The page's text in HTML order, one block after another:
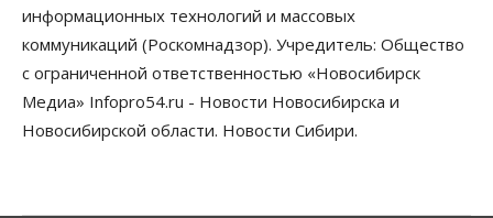
привлекать к разработке новых лекарств в
России
06 Августа 2026, 19:00
Мировые И Федеральные Новости
Россия построит в Киргизии новый кампус КРСУ:
30 гектаров, 15 тысяч студентов и 30 миллиардов
информационных технологий и массовых
коммуникаций (Роскомнадзор). Учредитель: Общество
с ограниченной ответственностью «Новосибирск
Медиа» Infopro54.ru - Новости Новосибирска и
Новосибирской области. Новости Сибири.